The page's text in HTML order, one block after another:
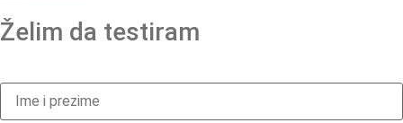
Želim da testiram